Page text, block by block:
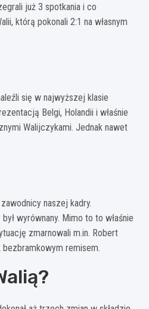
już 3 spotkania i co
którą pokonali 2:1 na własnym
się w najwyższej klasie
Belgi, Holandii i właśnie
Walijczykami. Jednak nawet
naszej kadry.
wyrównany. Mimo to to właśnie
zmarnowali m.in. Robert
remisem.